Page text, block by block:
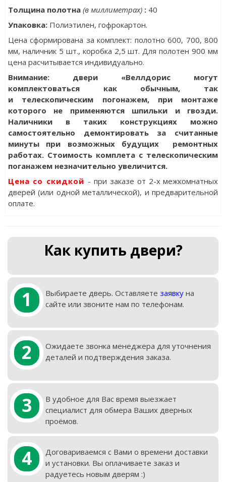
Толщина полотна (в миллиметрах):40
Упаковка:Полиэтилен, гофрокартон.
Цена сформирована за комплект: полотно 600, 700, 800
мм, наличник 5 шт., коробка 2,5 шт. Для полотен 900 мм
цена расчитывается индивидуально.
Внимание: двери «Веллдорис могут
комплектоваться как обычным, так
и телескопическим погонажем, при монтаже
которого не применяются шпильки и гвозди.
Наличники в таких конструкциях можно
самостоятельно демонтировать за считанные
минуты при возможных будущих ремонтных
работах. Стоимость комплета с телескопическим
поганажем незначительно увеличится.
Цена со скидкой - при заказе от 2-х межкомнатных
дверей (или одной металлической), и предварительной
оплате.
Как купить двери?
1 Выбираете дверь. Оставляете заявкуна
сайте или звоните нам по телефонам.
2
Ожидаете звонка менеджера для уточнения
деталей и подтверждения заказа.
3
В удобное для Вас время выезжает
специалист для обмера Ваших дверных
проёмов.
4
Договариваемся с Вами о времени доставки
и установки. Вы оплачиваете заказ и
радуетесь новым дверям :)